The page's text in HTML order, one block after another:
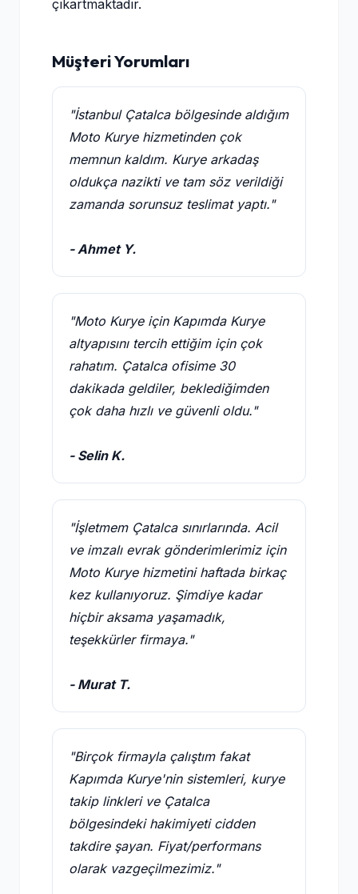
çıkartmaktadır.
Müşteri Yorumları
"İstanbul Çatalca bölgesinde aldığım
Moto Kurye hizmetinden çok
memnun kaldım. Kurye arkadaş
oldukça nazikti ve tam söz verildiği
zamanda sorunsuz teslimat yaptı."
- Ahmet Y.
"Moto Kurye için Kapımda Kurye
altyapısını tercih ettiğim için çok
rahatım. Çatalca ofisime 30
dakikada geldiler, beklediğimden
çok daha hızlı ve güvenli oldu."
- Selin K.
"İşletmem Çatalca sınırlarında. Acil
ve imzalı evrak gönderimlerimiz için
Moto Kurye hizmetini haftada birkaç
kez kullanıyoruz. Şimdiye kadar
hiçbir aksama yaşamadık,
teşekkürler firmaya."
- Murat T.
"Birçok firmayla çalıştım fakat
Kapımda Kurye'nin sistemleri, kurye
takip linkleri ve Çatalca
bölgesindeki hakimiyeti cidden
takdire şayan. Fiyat/performans
olarak vazgeçilmezimiz."